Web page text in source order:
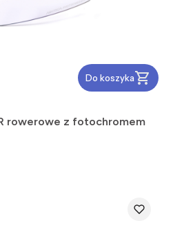
Do koszyka
rowerowe z fotochromem